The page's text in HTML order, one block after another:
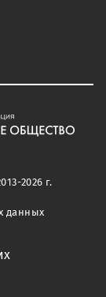
2026 г.
данных